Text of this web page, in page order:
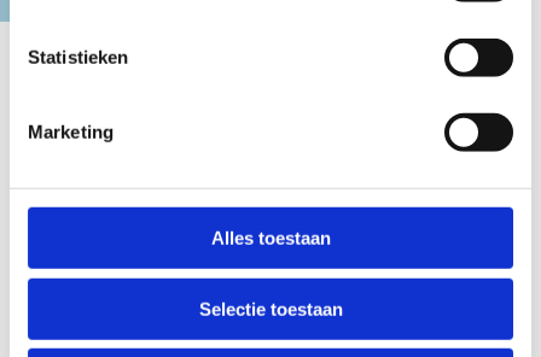
Statistieken
Marketing
Alles toestaan
Selectie toestaan
squares and hidden
courtyard gardens
Dieuwke de Boer Hidden behind...